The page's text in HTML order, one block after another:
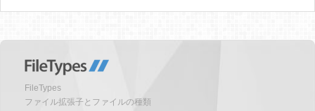
FileTypes
ファイル拡張子とファイルの種類